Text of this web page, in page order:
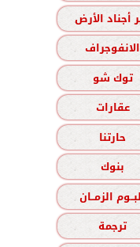
أجناد الأرض
الانفوجراف
توك شو
عقارات
حارتنا
بنوك
الزمــان
ترجمة